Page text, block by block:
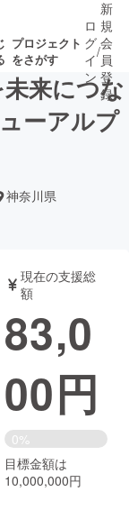
プロジェクト
をさがす
いプ
書籍・雑誌
チャレンジ
Creation
ロ
グ
イ
ン
/
新
規
会
員
登
録
来につな
ーアルプ
神奈川県
現在の支援総
額
83,0
00円
0%
目標金額は
10,000,000円